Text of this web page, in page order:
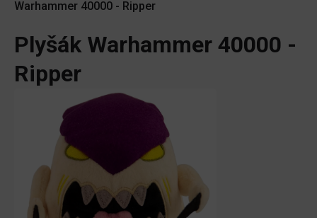
Warhammer 40000 - Ripper
Plyšák Warhammer 40000 -
Ripper